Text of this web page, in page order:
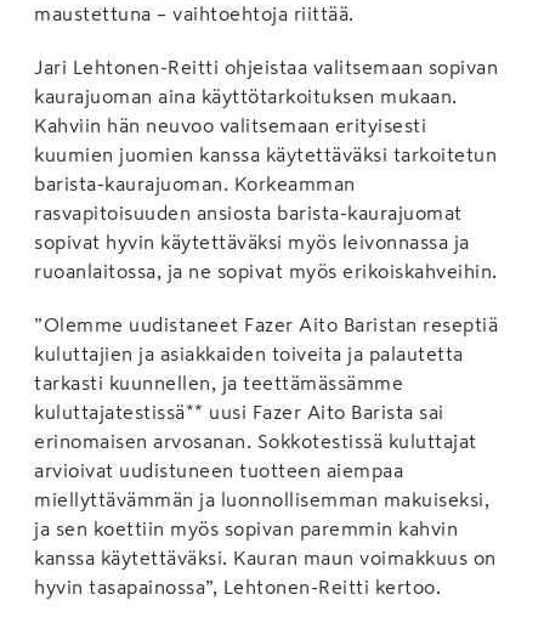
maustettuna – vaihtoehtoja riittää.
Jari Lehtonen-Reitti ohjeistaa valitsemaan sopivan
kaurajuoman aina käyttötarkoituksen mukaan.
Kahviin hän neuvoo valitsemaan erityisesti
kuumien juomien kanssa käytettäväksi tarkoitetun
barista-kaurajuoman. Korkeamman
rasvapitoisuuden ansiosta barista-kaurajuomat
sopivat hyvin käytettäväksi myös leivonnassa ja
ruoanlaitossa, ja ne sopivat myös erikoiskahveihin.
”Olemme uudistaneet Fazer Aito Baristan reseptiä
kuluttajien ja asiakkaiden toiveita ja palautetta
tarkasti kuunnellen, ja teettämässämme
kuluttajatestissä** uusi Fazer Aito Barista sai
erinomaisen arvosanan. Sokkotestissä kuluttajat
arvioivat uudistuneen tuotteen aiempaa
miellyttävämmän ja luonnollisemman makuiseksi,
ja sen koettiin myös sopivan paremmin kahvin
kanssa käytettäväksi. Kauran maun voimakkuus on
hyvin tasapainossa”, Lehtonen-Reitti kertoo.